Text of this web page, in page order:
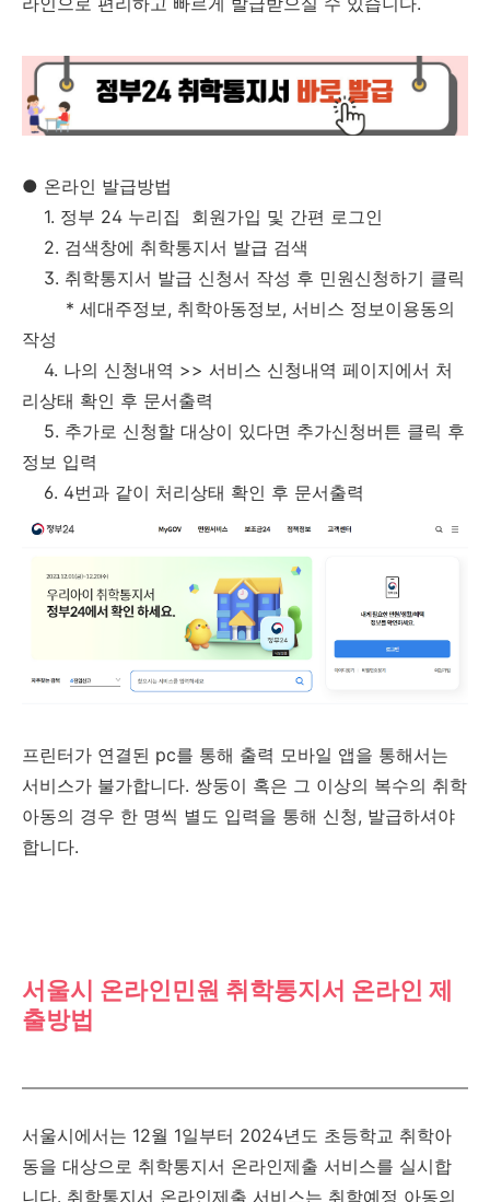
● 온라인 발급방법
1. 정부 24 누리집 회원가입 및 간편 로그인
2. 검색창에 취학통지서 발급 검색
3. 취학통지서 발급 신청서 작성 후 민원신청하기 클릭
* 세대주정보, 취학아동정보, 서비스 정보이용동의
작성
4. 나의 신청내역 >> 서비스 신청내역 페이지에서 처
리상태 확인 후 문서출력
5. 추가로 신청할 대상이 있다면 추가신청버튼 클릭 후
정보 입력
6. 4번과 같이 처리상태 확인 후 문서출력
프린터가 연결된 pc를 통해 출력 모바일 앱을 통해서는
서비스가 불가합니다. 쌍둥이 혹은 그 이상의 복수의 취학
아동의 경우 한 명씩 별도 입력을 통해 신청, 발급하셔야
합니다.
서울시 온라인민원 취학통지서 온라인 제
출방법
서울시에서는 12월 1일부터 2024년도 초등학교 취학아
동을 대상으로 취학통지서 온라인제출 서비스를 실시합
니다. 취학통지서 온라인제출 서비스는 취학예정 아동의